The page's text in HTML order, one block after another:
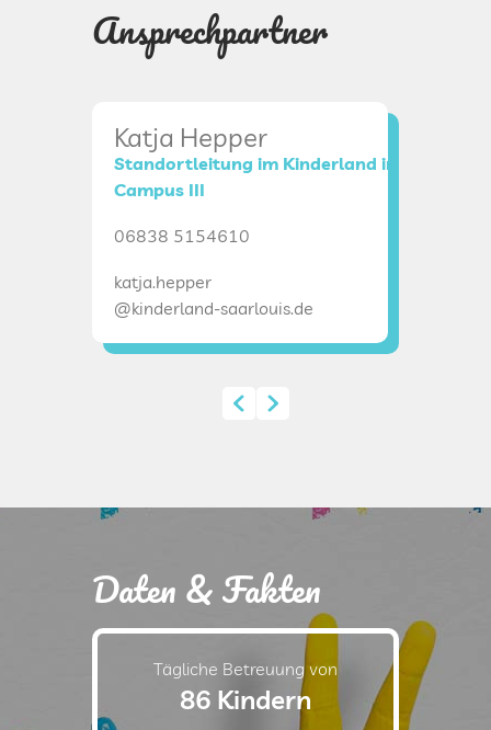
Ansprechpartner
Katja Hepper
Standortleitung im Kinderland im
Campus III
06838 5154610
katja.hepper
@kinderland-saarlouis.de
Daten & Fakten
Tägliche Betreuung von
86 Kindern